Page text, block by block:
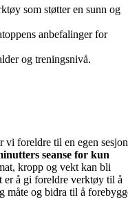
som støtter en sunn og
anbefalinger for
og treningsnivå.
vi foreldre til en egen sesjon
seanse for kun
kropp og vekt kan bli
er å gi foreldre verktøy til å
måte og bidra til å